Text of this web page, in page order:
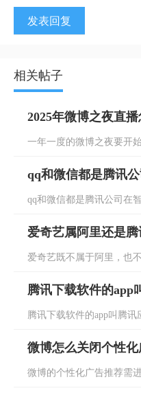
发表回复
相关帖子
2025年微博之夜直
一年一度的微博之夜要开
qq和微信都是腾讯
qq和微信都是腾讯公司在
爱奇艺属阿里还是腾
爱奇艺既不属于阿里，也
腾讯下载软件的app
腾讯下载软件的app叫腾
微博怎么关闭个性
微博的个性化广告推荐需